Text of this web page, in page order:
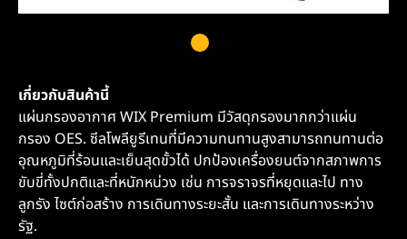
เกี่ยวกับสินค้านี้
แผ่นกรองอากาศ WIX Premium มีวัสดุกรองมากกว่าแผ่น
กรอง OES. ซีลโพลียูรีเทนที่มีความทนทานสูงสามารถทนทานต่อ
อุณหภูมิที่ร้อนและเย็นสุดขั้วได้ ปกป้องเครื่องยนต์จากสภาพการ
ขับขี่ทั้งปกติและที่หนักหน่วง เช่น การจราจรที่หยุดและไป ทาง
ลูกรัง ไซต์ก่อสร้าง การเดินทางระยะสั้น และการเดินทางระหว่าง
รัฐ.